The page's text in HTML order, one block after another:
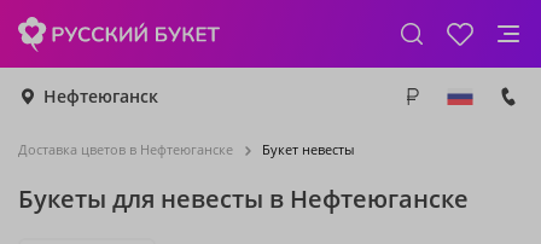
Нефтеюганск
Доставка цветов в Нефтеюганске Букет невесты
Букеты для невесты в Нефтеюганске